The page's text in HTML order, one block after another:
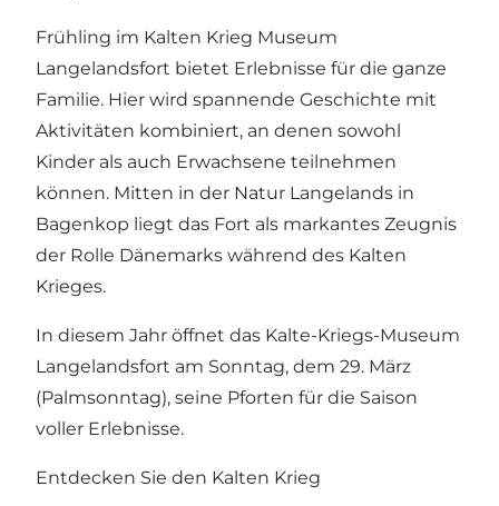
Frühling im Kalten Krieg Museum
Langelandsfort bietet Erlebnisse für die ganze
Familie. Hier wird spannende Geschichte mit
Aktivitäten kombiniert, an denen sowohl
Kinder als auch Erwachsene teilnehmen
können. Mitten in der Natur Langelands in
Bagenkop liegt das Fort als markantes Zeugnis
der Rolle Dänemarks während des Kalten
Krieges.
In diesem Jahr öffnet das Kalte-Kriegs-Museum
Langelandsfort am Sonntag, dem 29. März
(Palmsonntag), seine Pforten für die Saison
voller Erlebnisse.
Entdecken Sie den Kalten Krieg